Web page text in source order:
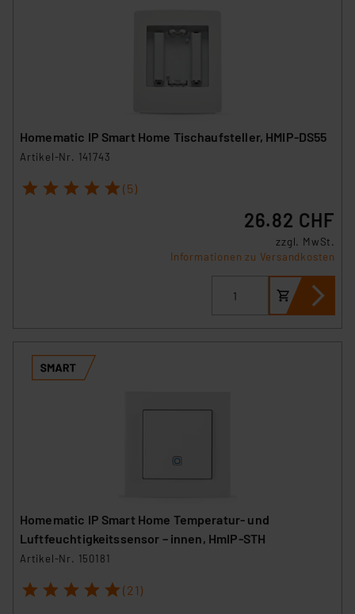
Homematic IP Smart Home Tischaufsteller, HMIP-DS55
Artikel-Nr. 141743
1 2 3 4 5 (5)
26.82 CHF
zzgl. MwSt.
Informationen zu Versandkosten
Homematic IP Smart Home Temperatur- und
Luftfeuchtigkeitssensor – innen, HmIP-STH
Artikel-Nr. 150181
1 2 3 4 5 (21)